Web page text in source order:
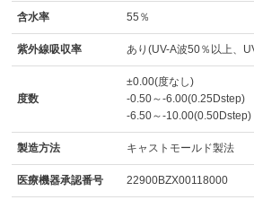
含水率 55％
紫外線吸収率 あり(UV-A波50％以上、
度数
±0.00(度なし)
-0.50～-6.00(0.25Dstep)
-6.50～-10.00(0.50Dstep)
製造方法 キャストモールド製法
医療機器承認番号 22900BZX00118000